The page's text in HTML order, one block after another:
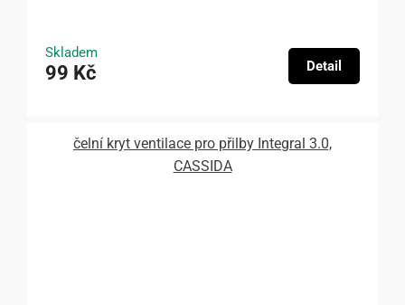
Skladem
99 Kč Detail
čelní kryt ventilace pro přilby Integral 3.0,
CASSIDA